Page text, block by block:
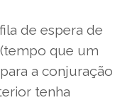
de espera de
que um
a conjuração
tenha